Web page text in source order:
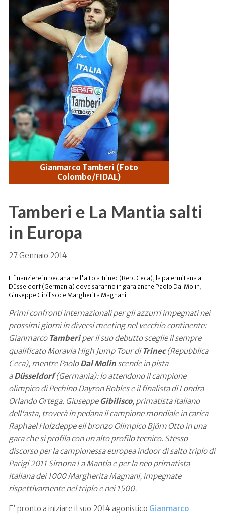
Gianmarco Tamberi (Foto
Colombo/FIDAL)
Tamberi e La Mantia salti
in Europa
27 Gennaio 2014
Il finanziere in pedana nell'alto a Trinec (Rep. Ceca), la palermitana a
Düsseldorf (Germania) dove saranno in gara anche Paolo Dal Molin,
Giuseppe Gibilisco e Margherita Magnani
Primi confronti internazionali per gli azzurri impegnati nei
prossimi giorni in diversi meeting nel vecchio continente:
Gianmarco Tamberiper il suo debutto sceglie il sempre
qualificato Moravia High Jump Tour diTrinec(Repubblica
Ceca), mentre PaoloDal Molin scende in pista
aDüsseldorf(Germania): lo attendono il campione
olimpico di Pechino Dayron Robles e il finalista di Londra
Orlando Ortega. GiuseppeGibilisco, primatista italiano
dell'asta, troverà in pedana il campione mondiale in carica
Raphael Holzdeppe eil bronzo Olimpico Björn Otto in una
gara che si profila con un alto profilo tecnico. Stesso
discorso per la campionessa europea indoor di salto triplo di
Parigi 2011 Simona La Mantia e per la neo primatista
italiana dei 1000 Margherita Magnani, impegnate
rispettivamente nel triplo e nei 1500.
E’ pronto a iniziare il suo 2014 agonistico Gianmarco